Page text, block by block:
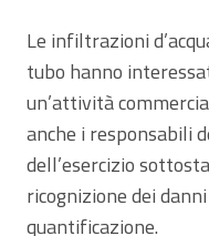
Le infiltrazioni
tubo hanno
un’attività
anche i responsabili
dell’esercizio
ricognizione dei
quantificazione.